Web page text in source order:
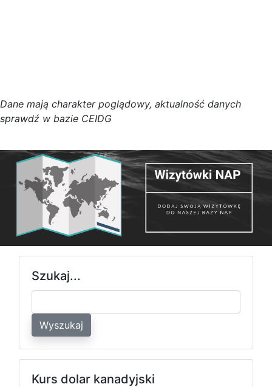
Dane mają charakter poglądowy, aktualność danych
sprawdź w bazie CEIDG
Szukaj...
Wyszukaj
Kurs dolar kanadyjski